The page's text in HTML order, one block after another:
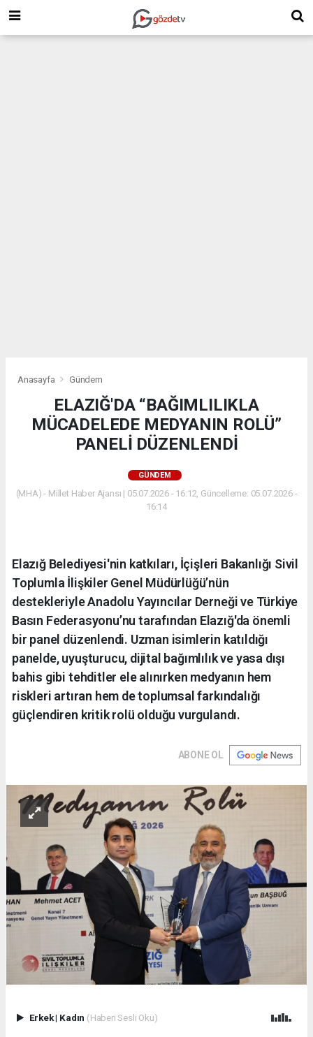
Anasayfa Gündem
ELAZIĞ'DA “BAĞIMLILIKLA
MÜCADELEDE MEDYANIN ROLÜ”
PANELİ DÜZENLENDİ
GÜNDEM
(MHA) - Millet Haber Ajansı | 05.07.2026 - 16:12, Güncelleme: 05.07.2026 -
16:14
Elazığ Belediyesi'nin katkıları, İçişleri Bakanlığı Sivil
Toplumla İlişkiler Genel Müdürlüğü’nün
destekleriyle Anadolu Yayıncılar Derneği ve Türkiye
Basın Federasyonu’nu tarafından Elazığ'da önemli
bir panel düzenlendi. Uzman isimlerin katıldığı
panelde, uyuşturucu, dijital bağımlılık ve yasa dışı
bahis gibi tehditler ele alınırken medyanın hem
riskleri artıran hem de toplumsal farkındalığı
güçlendiren kritik rolü olduğu vurgulandı.
ABONE OL
Erkek| Kadın (Haberi Sesli Oku)